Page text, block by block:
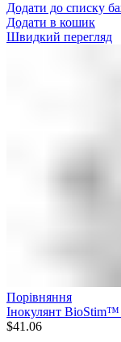
Додати до списку
Додати в кошик
Швидкий перегляд
Порівняння
Інокулянт BioStim™
$41.06